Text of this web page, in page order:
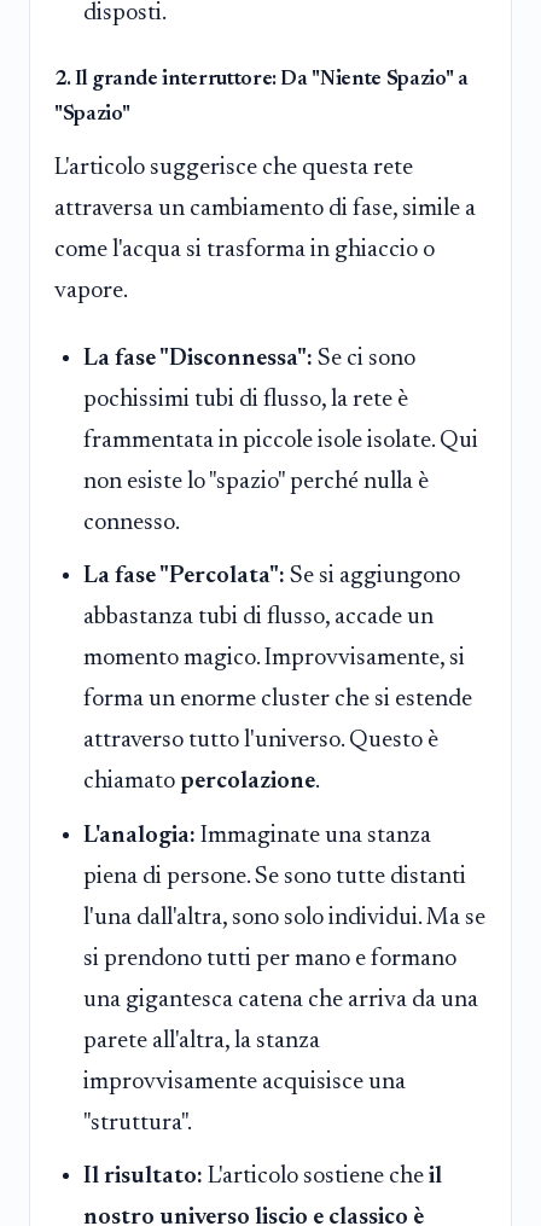
disposti.
2. Il grande interruttore: Da "Niente Spazio" a
"Spazio"
L'articolo suggerisce che questa rete
attraversa un cambiamento di fase, simile a
come l'acqua si trasforma in ghiaccio o
vapore.
La fase "Disconnessa": Se ci sono
pochissimi tubi di flusso, la rete è
frammentata in piccole isole isolate. Qui
non esiste lo "spazio" perché nulla è
connesso.
La fase "Percolata": Se si aggiungono
abbastanza tubi di flusso, accade un
momento magico. Improvvisamente, si
forma un enorme cluster che si estende
attraverso tutto l'universo. Questo è
chiamato percolazione.
L'analogia: Immaginate una stanza
piena di persone. Se sono tutte distanti
l'una dall'altra, sono solo individui. Ma se
si prendono tutti per mano e formano
una gigantesca catena che arriva da una
parete all'altra, la stanza
improvvisamente acquisisce una
"struttura".
Il risultato: L'articolo sostiene che il
nostro universo liscio e classico è